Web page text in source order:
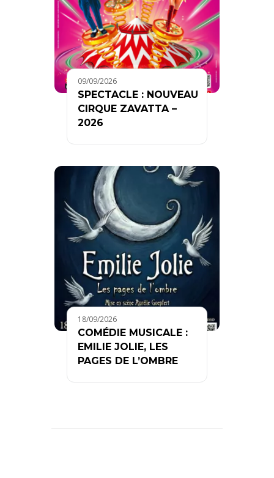
09/09/2026
SPECTACLE : NOUVEAU
CIRQUE ZAVATTA –
2026
18/09/2026
COMÉDIE MUSICALE :
EMILIE JOLIE, LES
PAGES DE L’OMBRE